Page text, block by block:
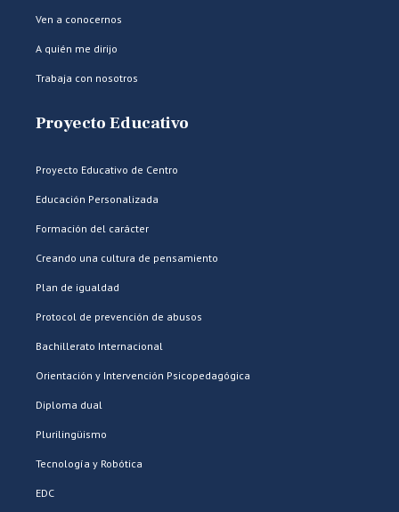
Ven a conocernos
A quién me dirijo
Trabaja con nosotros
Proyecto Educativo
Proyecto Educativo de Centro
Educación Personalizada
Formación del carácter
Creando una cultura de pensamiento
Plan de igualdad
Protocol de prevención de abusos
Bachillerato Internacional
Orientación y Intervención Psicopedagógica
Diploma dual
Plurilingüismo
Tecnología y Robótica
EDC